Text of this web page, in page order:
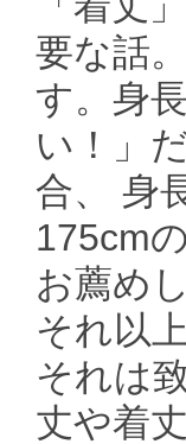
要な話
す。身
い！」
合、 身
175cm
お薦め
それ以
それは
丈や着